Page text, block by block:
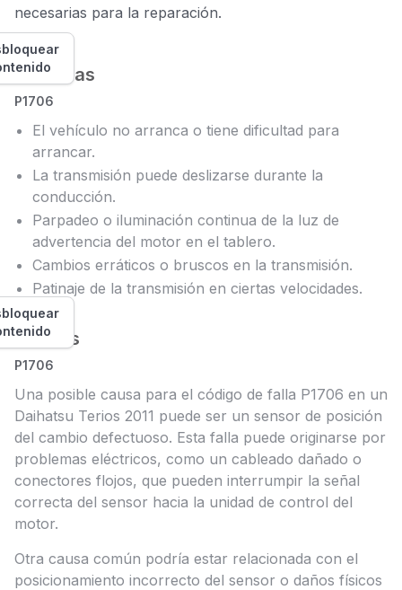
necesarias para la reparación.
Síntomas
P1706
El vehículo no arranca o tiene dificultad para
arrancar.
La transmisión puede deslizarse durante la
conducción.
Parpadeo o iluminación continua de la luz de
advertencia del motor en el tablero.
Cambios erráticos o bruscos en la transmisión.
Patinaje de la transmisión en ciertas velocidades.
Causas
P1706
Una posible causa para el código de falla P1706 en un
Daihatsu Terios 2011 puede ser un sensor de posición
del cambio defectuoso. Esta falla puede originarse por
problemas eléctricos, como un cableado dañado o
conectores flojos, que pueden interrumpir la señal
correcta del sensor hacia la unidad de control del
motor.
Otra causa común podría estar relacionada con el
posicionamiento incorrecto del sensor o daños físicos